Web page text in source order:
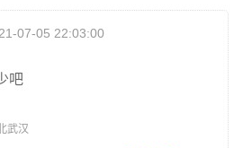
07-05 22:03:00
吧
武汉